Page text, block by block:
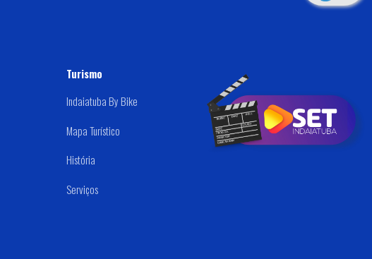
Turismo
Indaiatuba By Bike
Mapa Turístico
História
Serviços